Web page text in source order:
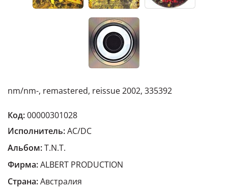
nm/nm-, remastered, reissue 2002, 335392
Код:00000301028
Исполнитель:AC/DC
Альбом:T.N.T.
Фирма:ALBERT PRODUCTION
Страна:Австралия